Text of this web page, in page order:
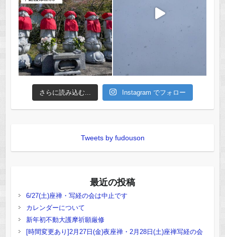
さらに読み込む... Instagram でフォロー
Tweets by fudouson
最近の投稿
6/27(土)座禅・写経の会は中止です
カレンダーについて
新年初不動大護摩祈願厳修
[時間変更あり]2月27日(金)夜座禅・2月28日(土)座禅写経の会